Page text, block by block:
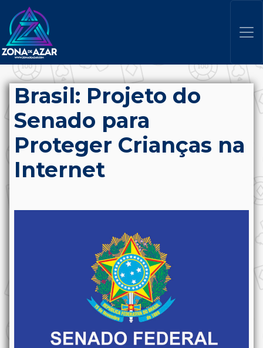
Brasil: Projeto do
Senado para
Proteger Crianças na
Internet